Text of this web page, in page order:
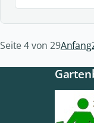
Seite 4 von 29Anfang